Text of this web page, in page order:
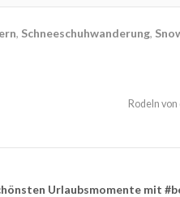
, Schneeschuhwanderung,
Rodeln
Urlaubsmomente mit